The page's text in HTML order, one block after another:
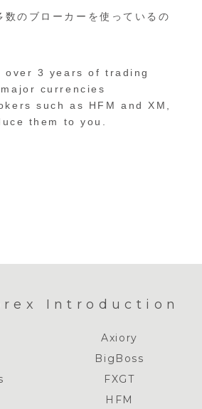
のブローカーを使っているの
over 3 years of trading
currencies
such as HFM and XM,
them to you.
Introduction
Axiory
BigBoss
FXGT
HFM